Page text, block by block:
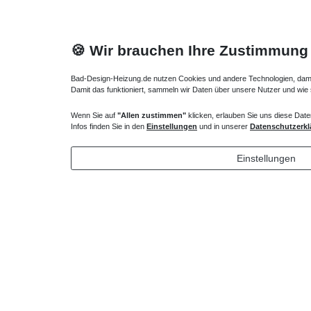
Heizkörper Ventil
135,00 € *
🍪 Wir brauchen Ihre Zustimmung
Bad-Design-Heizung.de nutzen Cookies und andere Technologien,
Damit das funktioniert, sammeln wir Daten über unsere Nutzer und
Wenn Sie auf "Allen zustimmen" klicken, erlauben Sie uns diese
Infos finden Sie in den Einstellungen und in unserer
Einstellungen